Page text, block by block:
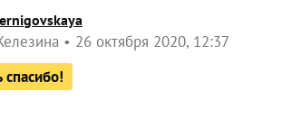
26 октября 2020, 12:37
спасибо!